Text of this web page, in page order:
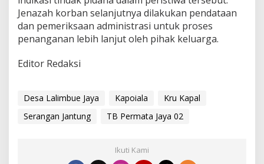
Jenazah korban selanjutnya dilakukan pendataan
dan pemeriksaan administrasi untuk proses
penanganan lebih lanjut oleh pihak keluarga.
Editor Redaksi
Desa Lalimbue Jaya Kapoiala
Kru Kapal
Serangan Jantung
TB Permata Jaya 02
Ikuti Kami